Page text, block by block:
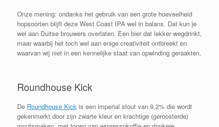
Onze mening: ondanks het gebruik van een grote hoeveelheid
hopsoorten blijft deze West Coast IPA wel in balans. Dat kun je
wel aan Duitse brouwers overlaten. Een bier dat lekker wegdrinkt,
maar waarbij het toch wel aan enige creativiteit ontbreekt en
waarvan wij niet in een kennelijke staat van opwinding geraakten.
Roundhouse Kick
De Roundhouse Kick is een imperial stout van 9,2% die wordt
gekenmerkt door zijn zwarte kleur en krachtige (geroosterde)